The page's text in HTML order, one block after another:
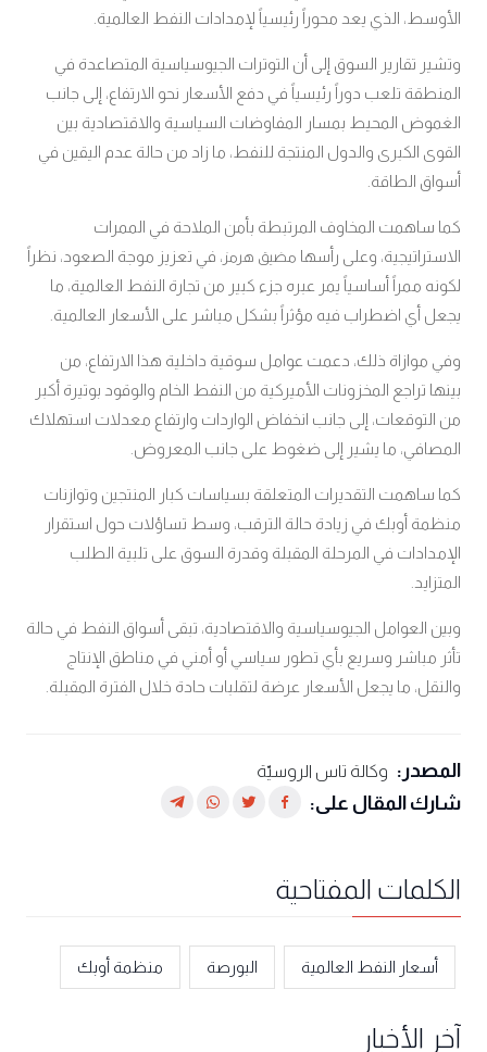
الأوسط، الذي يعد محوراً رئيسياً لإمدادات النفط العالمية.
وتشير تقارير السوق إلى أن التوترات الجيوسياسية المتصاعدة في
المنطقة تلعب دوراً رئيسياً في دفع الأسعار نحو الارتفاع، إلى جانب
الغموض المحيط بمسار المفاوضات السياسية والاقتصادية بين
القوى الكبرى والدول المنتجة للنفط، ما زاد من حالة عدم اليقين في
أسواق الطاقة.
كما ساهمت المخاوف المرتبطة بأمن الملاحة في الممرات
الاستراتيجية، وعلى رأسها مضيق هرمز ، في تعزيز موجة الصعود، نظراً
لكونه ممراً أساسياً يمر عبره جزء كبير من تجارة النفط العالمية، ما
يجعل أي اضطراب فيه مؤثراً بشكل مباشر على الأسعار العالمية.
وفي موازاة ذلك، دعمت عوامل سوقية داخلية هذا الارتفاع، من
بينها تراجع المخزونات الأميركية من النفط الخام والوقود بوتيرة أكبر
من التوقعات، إلى جانب انخفاض الواردات وارتفاع معدلات استهلاك
المصافي، ما يشير إلى ضغوط على جانب المعروض.
كما ساهمت التقديرات المتعلقة بسياسات كبار المنتجين وتوازنات
منظمة أوبك في زيادة حالة الترقب، وسط تساؤلات حول استقرار
الإمدادات في المرحلة المقبلة وقدرة السوق على تلبية الطلب
المتزايد.
وبين العوامل الجيوسياسية والاقتصادية، تبقى أسواق النفط في حالة
تأثر مباشر وسريع بأي تطور سياسي أو أمني في مناطق الإنتاج
والنقل، ما يجعل الأسعار عرضة لتقلبات حادة خلال الفترة المقبلة.
المصدر: وكالة تاس الروسيّة
شارك المقال على:
الكلمات المفتاحية
أسعار النفط العالمية البورصة منظمة أوبك
آخر الأخبار